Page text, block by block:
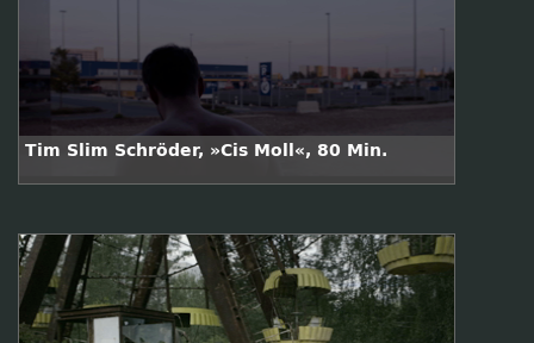
Tim Slim Schröder, »Cis Moll«, 80 Min.